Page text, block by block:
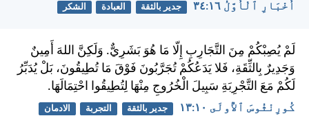
أَخْبَارِ ٱلْأَوَّلُ ١٦:‏٣٤ جدير بالثقة العبادة الشكر
لَمْ يُصِبْكُمْ مِنَ التَّجَارِبِ إِلّا مَا هُوَ بَشَرِيٌّ. وَلَكِنَّ اللهَ أَمِينٌ
وَجَدِيرٌ بِالثِّقَةِ، فَلا يَدَعُكُمْ تُجَرَّبُونَ فَوْقَ مَا تُطِيقُونَ، بَلْ يُدَبِّرُ
لَكُمْ مَعَ التَّجْرِبَةِ سَبِيلَ الْخُرُوجِ مِنْهَا لِتُطِيقُوا احْتِمَالَهَا.
كُورِنْثُوسَ ٱلأُولَى ١٠:‏١٣ جدير بالثقة التجربة الادمان